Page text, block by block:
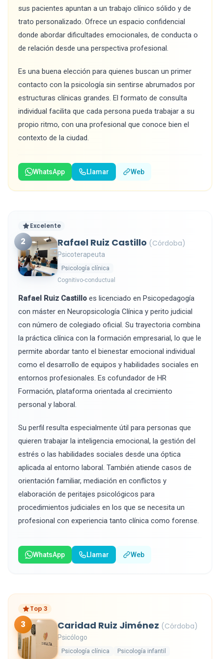
sus pacientes apuntan a un trabajo clínico sólido y de
trato personalizado. Ofrece un espacio confidencial
donde abordar dificultades emocionales, de conducta o
de relación desde una perspectiva profesional.
Es una buena elección para quienes buscan un primer
contacto con la psicología sin sentirse abrumados por
estructuras clínicas grandes. El formato de consulta
individual facilita que cada persona pueda trabajar a su
propio ritmo, con una profesional que conoce bien el
contexto de la ciudad.
WhatsApp Llamar Web
Excelente
2 Rafael Ruiz Castillo (Córdoba)
Psicoterapeuta
Psicología clínica
Cognitivo-conductual
Rafael Ruiz Castillo es licenciado en Psicopedagogía
con máster en Neuropsicología Clínica y perito judicial
con número de colegiado oficial. Su trayectoria combina
la práctica clínica con la formación empresarial, lo que le
permite abordar tanto el bienestar emocional individual
como el desarrollo de equipos y habilidades sociales en
entornos profesionales. Es cofundador de HR
Formación, plataforma orientada al crecimiento
personal y laboral.
Su perfil resulta especialmente útil para personas que
quieren trabajar la inteligencia emocional, la gestión del
estrés o las habilidades sociales desde una óptica
aplicada al entorno laboral. También atiende casos de
orientación familiar, mediación en conflictos y
elaboración de peritajes psicológicos para
procedimientos judiciales en los que se necesita un
profesional con experiencia tanto clínica como forense.
WhatsApp Llamar Web
Top 3
3 Caridad Ruiz Jiménez (Córdoba)
Psicólogo
Psicología clínica
Psicología infantil